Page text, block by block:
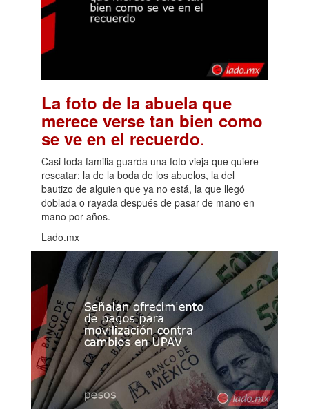
La foto de la abuela que
merece verse tan bien como
se ve en el recuerdo.
Casi toda familia guarda una foto vieja que quiere
rescatar: la de la boda de los abuelos, la del
bautizo de alguien que ya no está, la que llegó
doblada o rayada después de pasar de mano en
mano por años.
Lado.mx